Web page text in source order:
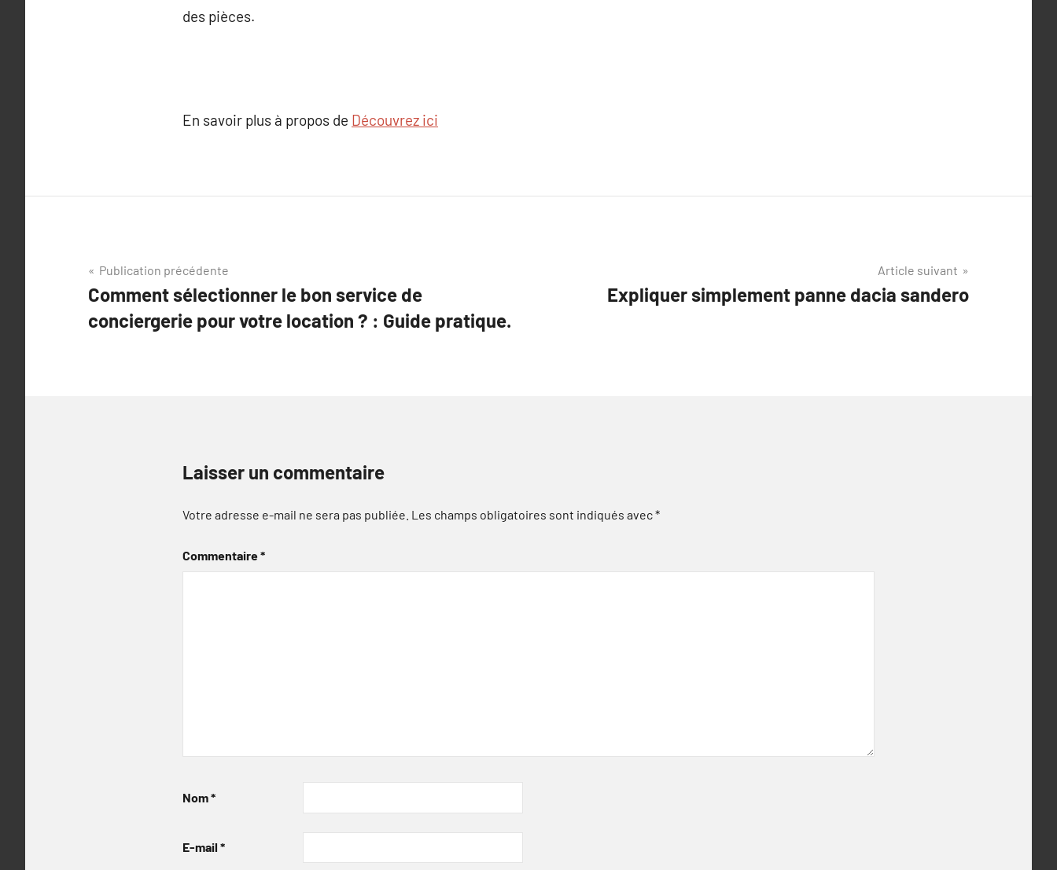
des pièces.
En savoir plus à propos de Découvrez ici
Navigation
de
l’article
Publication précédente
Comment sélectionner le bon service de
conciergerie pour votre location ? : Guide pratique.
Article suivant
Expliquer simplement panne dacia sandero
Laisser un commentaire
Votre adresse e-mail ne sera pas publiée. Les champs obligatoires sont indiqués avec*
Commentaire*
Nom*
E-mail *